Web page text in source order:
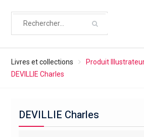
Livres et collections
Produit
DEVILLIE Charles
DEVILLIE Charles